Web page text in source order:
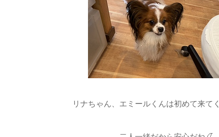
リナちゃん、エミールくんは初めて来て